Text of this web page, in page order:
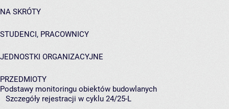
NA SKRÓTY
STUDENCI, PRACOWNICY
JEDNOSTKI ORGANIZACYJNE
PRZEDMIOTY
Podstawy monitoringu obiektów budowlanych
Szczegóły rejestracji w cyklu 24/25-L